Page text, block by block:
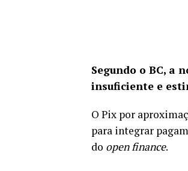
Segundo o BC, a
insuficiente e
O Pix por
para integrar
do open finance.